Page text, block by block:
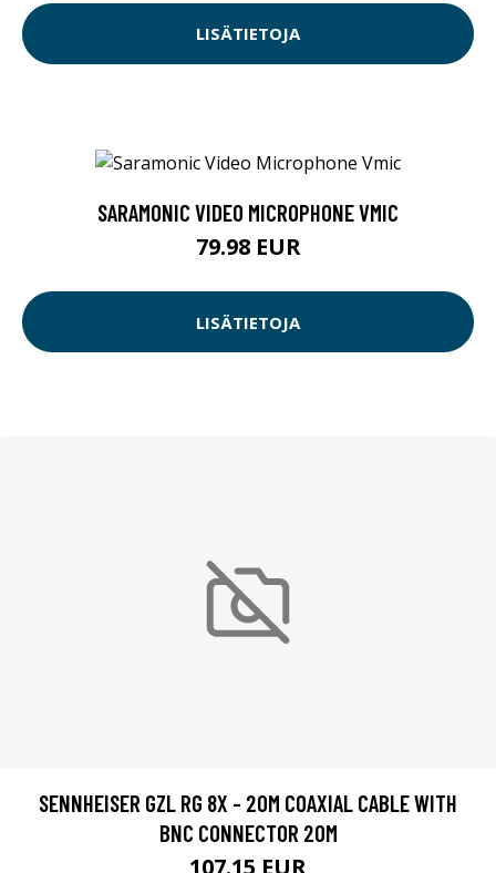
LISÄTIETOJA
SARAMONIC VIDEO MICROPHONE VMIC
79.98 EUR
LISÄTIETOJA
SENNHEISER GZL RG 8X - 20M COAXIAL CABLE WITH
BNC CONNECTOR 20M
107.15 EUR